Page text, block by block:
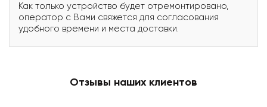
Как только устройство будет отремонтировано,
оператор с Вами свяжется для согласования
удобного времени и места доставки.
Отзывы наших клиентов